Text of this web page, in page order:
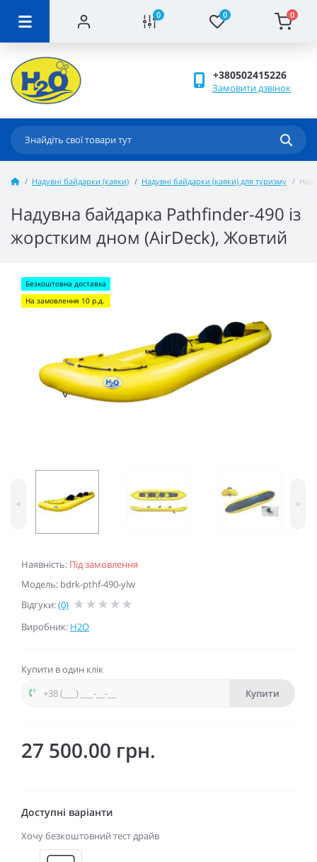
0 0 0
+380502415226
Замовити дзвінок
Надувні байдарки (каяки) Надувні байдарки (каяки) для туризму
Надувна байдарка Pathfinder-490 із
жорстким дном (AirDeck), Жовтий
Наявність: Під замовлення
Модель: bdrk-pthf-490-ylw
Відгуки:(0)
Виробник: H2O
Безкоштовна доставка
На замовлення 10 р.д.
< >
Купити в один клік
Купити
27 500.00 грн.
Доступні варіанти
Хочу безкоштовний тест драйв